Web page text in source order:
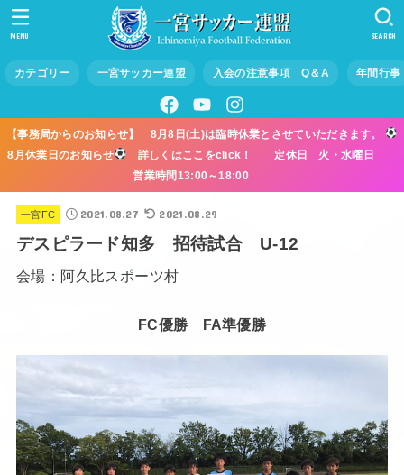
カテゴリー 一宮サッカー連盟 入会の注意事項 Q＆A 年間行事
SEARCH
MENU
【事務局からのお知らせ】 8月8日(土)は臨時休業とさせていただきます。
8月休業日のお知らせ
詳しくはここをclick！ 定休日 火・水曜日
営業時間13:00～18:00
一宮FC 2021.08.27 2021.08.29
デスピラード知多 招待試合 U-12
会場：阿久比スポーツ村
FC優勝 FA準優勝